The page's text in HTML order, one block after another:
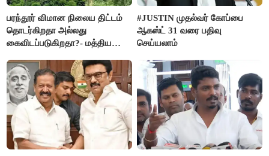
பரந்தூர் விமான நிலைய திட்டம்
தொடர்கிறதா அல்லது
கைவிடப்படுகிறதா?- மத்திய
#JUSTIN முதல்வர் கோப்பை
ஆகஸ்ட் 31 வரை பதிவு
செய்யலாம்